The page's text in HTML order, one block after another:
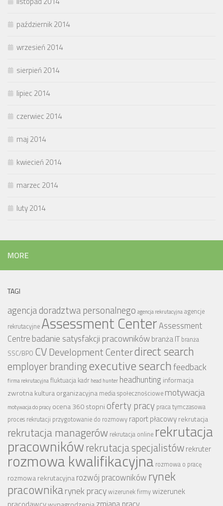
październik 2014
wrzesień 2014
sierpień 2014
lipiec 2014
czerwiec 2014
maj 2014
kwiecień 2014
marzec 2014
luty 2014
MORE
TAGI
agencja doradztwa personalnego agencja rekrutacyjnaagencje
rekrutacyjne Assessment CenterAssessment
Centre badanie satysfakcji pracownikówbranża IT branża
SSC/BPO CV Development Centerdirect search
employer brandingexecutive searchfeedback
firma rekrutacyjnafluktuacja kadr head hunter headhunting informacja
zwrotnakultura organizacyjna media społecznościowe motywacja
motywacja do pracy ocena 360 stopni oferty pracy praca tymczasowa
proces rekrutacji przygotowanie do rozmowy raport płacowyrekrutacja
rekrutacja managerów rekrutacja online rekrutacja
pracownikówrekrutacja specjalistówrekruter
rozmowa kwalifikacyjna rozmowa o pracę
rozmowa rekrutacyjnarozwój pracowników rynek
pracownikarynek pracywizerunek firmywizerunek